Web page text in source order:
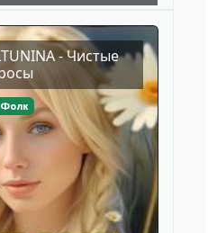
- Чистые
Фолк